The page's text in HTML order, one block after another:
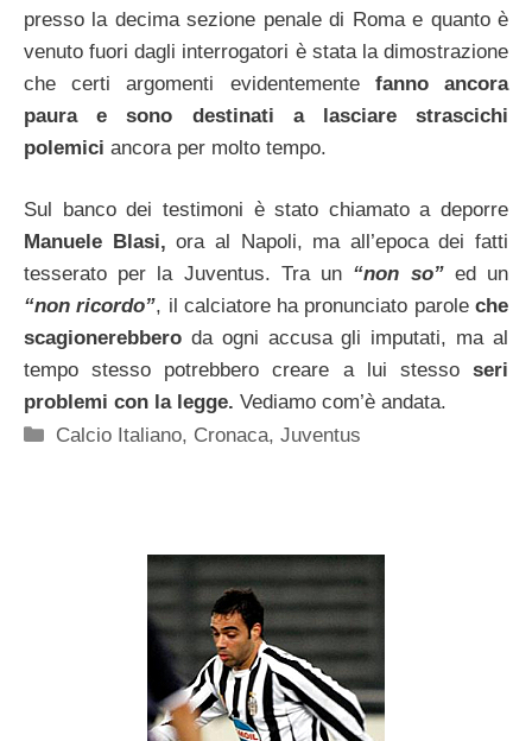
presso la decima sezione penale di Roma e quanto è
venuto fuori dagli interrogatori è stata la dimostrazione
che certi argomenti evidentemente fanno ancora
paura e sono destinati a lasciare strascichi
polemici ancora per molto tempo.
Sul banco dei testimoni è stato chiamato a deporre
Manuele Blasi, ora al Napoli, ma all’epoca dei fatti
tesserato per la Juventus. Tra un “non so”ed un
“non ricordo”, il calciatore ha pronunciato paroleche
scagionerebbero da ogni accusa gli imputati, ma al
tempo stesso potrebbero creare a lui stesso seri
problemi con la legge. Vediamo com’è andata.
Categorie
Calcio Italiano, Cronaca,Juventus